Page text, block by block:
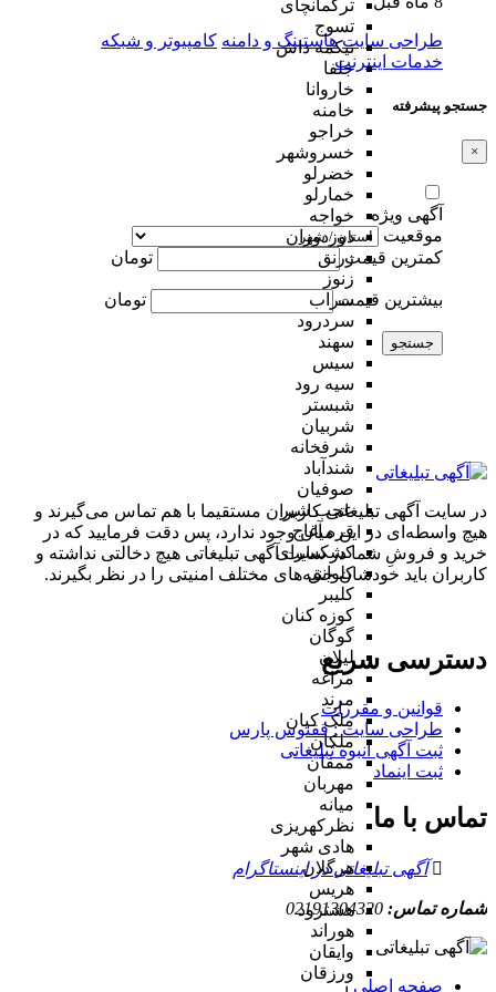
ترکمانچای
تسوج
تیکمه داش
جلفا
خاروانا
خامنه
خراجو
خسروشهر
خضرلو
خمارلو
خواجه
دوزدوزان
زرنق
زنوز
سراب
سردرود
سهند
سیس
سیه رود
شبستر
شربیان
شرفخانه
شندآباد
صوفیان
عجب شیر
قره آغاج
کشکسرای
کلوانق
کلیبر
کوزه کنان
گوگان
لیلان
مراغه
مرند
ملک کیان
ملکان
ممقان
مهربان
میانه
نظرکهریزی
هادی شهر
هرگلان
هریس
هشترود
هوراند
وایقان
ورزقان
طراحی سایت هاستینگ و دامنه کامپیوتر و شبکه
خدمات اینترنت
جستجو پیشرفته
×
آگهی ویژه
موقعیت
کمترین قیمت
تومان
بیشترین قیمت تومان
جستجو
در سایت آگهی تبلیغاتی کاربران مستقیما با هم تماس می‌گیرند و
هیچ واسطه‌ای در این میان وجود ندارد، پس دقت فرمایید که در
خرید و فروشِ شما در سایت آگهی تبلیغاتی هیچ دخالتی نداشته و
کاربران باید خودشان جنبه‌های مختلف امنیتی را در نظر بگیرند.
دسترسی سریع
قوانین و مقررات
طراحی سایت : ققنوس پارس
ثبت آگهی انبوه تبلیغاتی
ثبت اینماد
تماس با ما
آگهی تبلیغاتی در اینستاگرام
شماره تماس: 02191304320
صفحه اصلی